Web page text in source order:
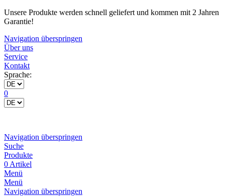
Unsere Produkte werden schnell geliefert und kommen mit 2 Jahren
Garantie!
Navigation überspringen
Über uns
Service
Kontakt
Sprache:
0
Navigation überspringen
Suche
Produkte
0 Artikel
Menü
Menü
Navigation überspringen